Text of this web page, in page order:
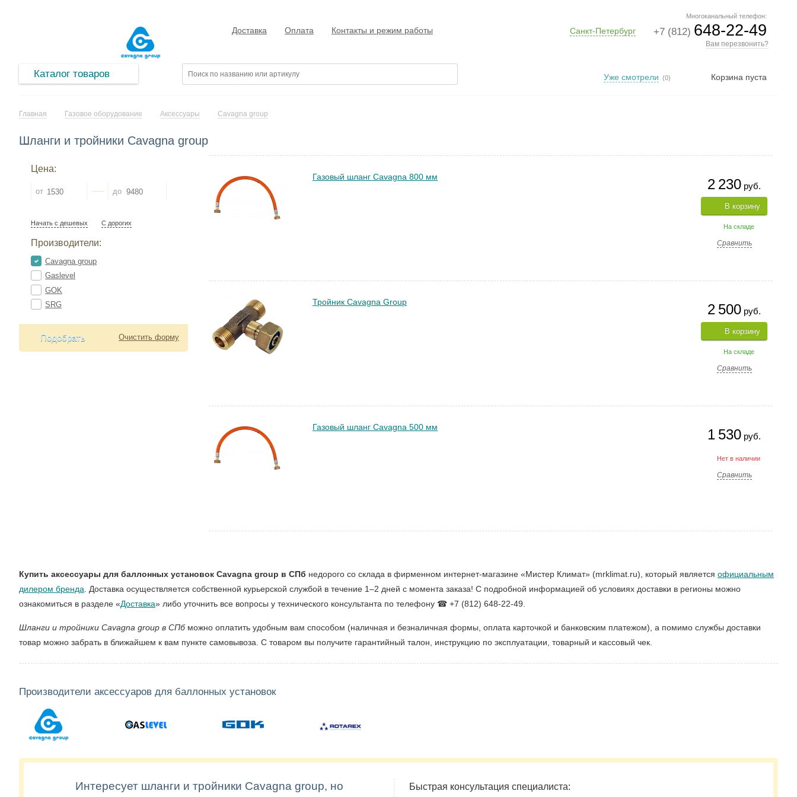
Многоканальный телефон:
+7 (812) 648-22-49
Вам перезвонить?
Санкт-Петербург
Доставка Оплата Контакты и режим работы
Каталог товаров Корзина пуста
Уже смотрели (0)
Главная Газовое оборудование Аксессуары Cavagna group
Шланги и тройники Cavagna group
Цена:
от до
Начать с дешевых С дорогих
Производители:
Cavagna group
Gaslevel
GOK
SRG
Очистить форму
Подобрать
2 230 руб.
В корзину
На складе
Сравнить
Газовый шланг Cavagna 800 мм
2 500 руб.
В корзину
На складе
Сравнить
Тройник Cavagna Group
1 530 руб.
Нет в наличии
Сравнить
Газовый шланг Cavagna 500 мм
Купить аксессуары для баллонных установок Cavagna group в СПб недорого со склада в фирменном интернет-магазине «Мистер Климат» (mrklimat.ru), который является официальным
дилером бренда . Доставка осуществляется собственной курьерской службой в течение 1–2 дней с момента заказа! С подробной информацией об условиях доставки в регионы можно
ознакомиться в разделе «Доставка» либо уточнить все вопросы у технического консультанта по телефону ☎ +7 (812) 648-22-49.
Шланги и тройники Cavagna group в СПбможно оплатить удобным вам способом (наличная и безналичная формы, оплата карточкой и банковским платежом), а помимо службы доставки
товар можно забрать в ближайшем к вам пункте самовывоза. С товаром вы получите гарантийный талон, инструкцию по эксплуатации, товарный и кассовый чек.
Производители аксессуаров для баллонных установок
Интересует шланги и тройники Cavagna group, но
Быстрая консультация специалиста: